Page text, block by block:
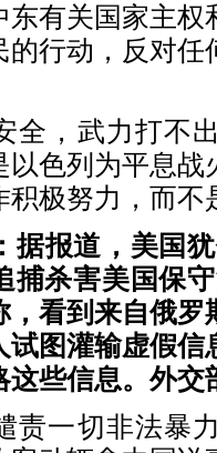
东有关国家主权
的行动，反对任
全，武力打不
以色列为平息战
积极努力，而不
据报道，美国
捕杀害美国保
，看到来自俄罗
试图灌输虚假
这些信息。外交
责一切非法暴